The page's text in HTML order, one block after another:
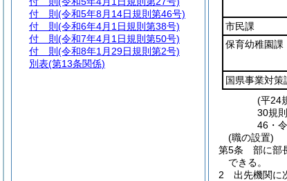
市民課
保育幼稚園課
国県事業対策
(平24
30規
46・
(職の設置)
第5条
部に部
できる。
2
出先機関に
付 則 (令和5年8月14日規則第46号)
付 則 (令和6年4月1日規則第38号)
付 則 (令和7年4月1日規則第50号)
付 則 (令和8年1月29日規則第2号)
別表(第13条関係)